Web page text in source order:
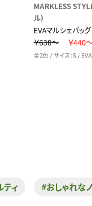
MARKLESS
ル）
EVAマルシェバッグ
￥638～
￥440
全2色 / サイズ：S / EVA
ィ #おしゃれな